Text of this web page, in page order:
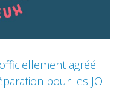
agréé
pour les JO